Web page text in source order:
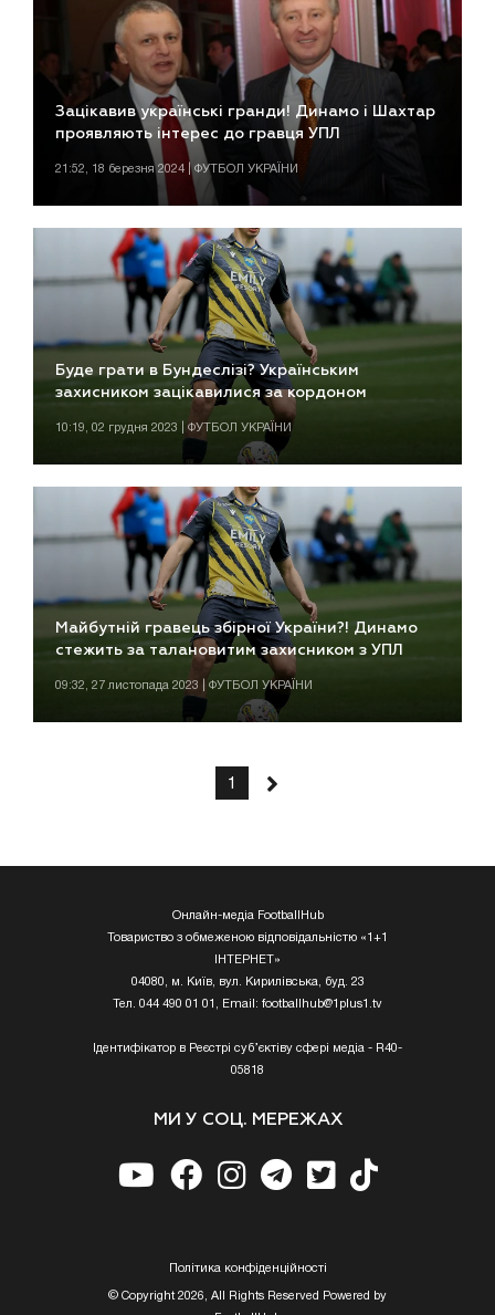
Зацікавив українські гранди! Динамо і Шахтар
проявляють інтерес до гравця УПЛ
21:52, 18 березня 2024 | ФУТБОЛ УКРАЇНИ
Буде грати в Бундеслізі? Українським
захисником зацікавилися за кордоном
10:19, 02 грудня 2023 | ФУТБОЛ УКРАЇНИ
Майбутній гравець збірної України?! Динамо
стежить за талановитим захисником з УПЛ
09:32, 27 листопада 2023 | ФУТБОЛ УКРАЇНИ
1
Онлайн-медіа FootballHub
Товариство з обмеженою відповідальністю «1+1
ІНТЕРНЕТ»
04080, м. Київ, вул. Кирилівська, буд. 23
Тел. 044 490 01 01, Email: footballhub@1plus1.tv
Ідентифікатор в Реєстрі суб’єктіву сфері медіа - R40-
05818
МИ У СОЦ. МЕРЕЖАХ
Полiтика конфiденцiйностi
© Copyright 2026, All Rights Reserved Powered by